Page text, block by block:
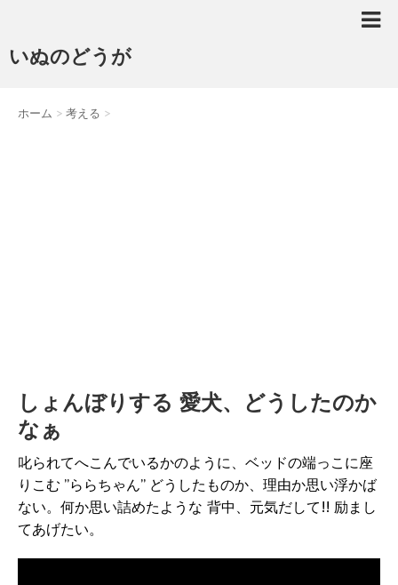
いぬのどうが
ホーム > 考える >
しょんぼりする 愛犬、どうしたのか
なぁ
叱られてへこんでいるかのように、ベッドの端っこに座
りこむ ”ららちゃん” どうしたものか、理由か思い浮かば
ない。何か思い詰めたような 背中、元気だして!! 励まし
てあげたい。